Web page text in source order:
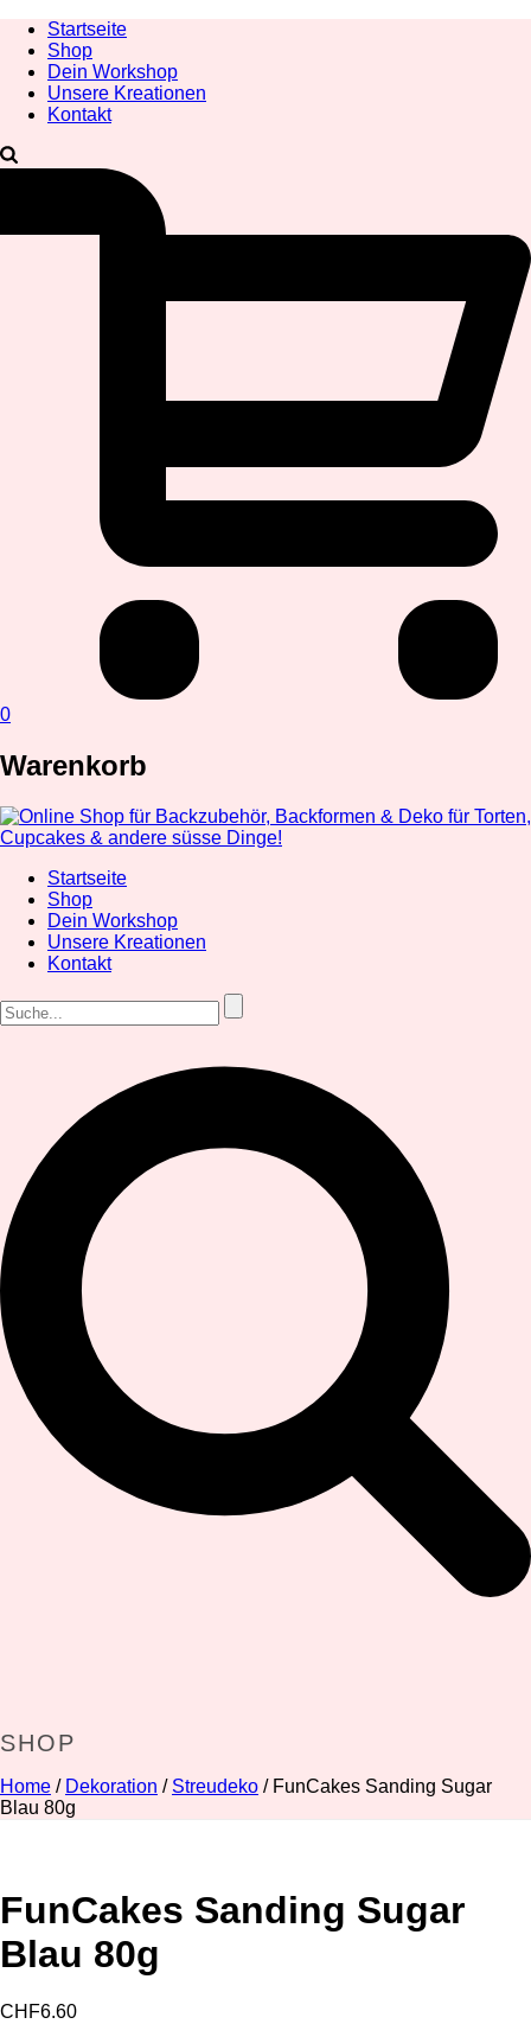
Startseite
Shop
Dein Workshop
Unsere Kreationen
Kontakt
0
Warenkorb
Startseite
Shop
Dein Workshop
Unsere Kreationen
Kontakt
SHOP
Home / Dekoration / Streudeko / FunCakes Sanding Sugar
Blau 80g
FunCakes Sanding Sugar
Blau 80g
CHF6.60